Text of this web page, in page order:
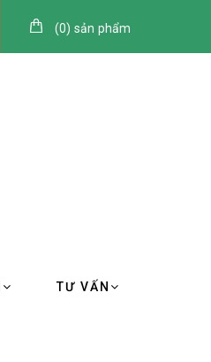
(0) sản phẩm
TƯ VẤN